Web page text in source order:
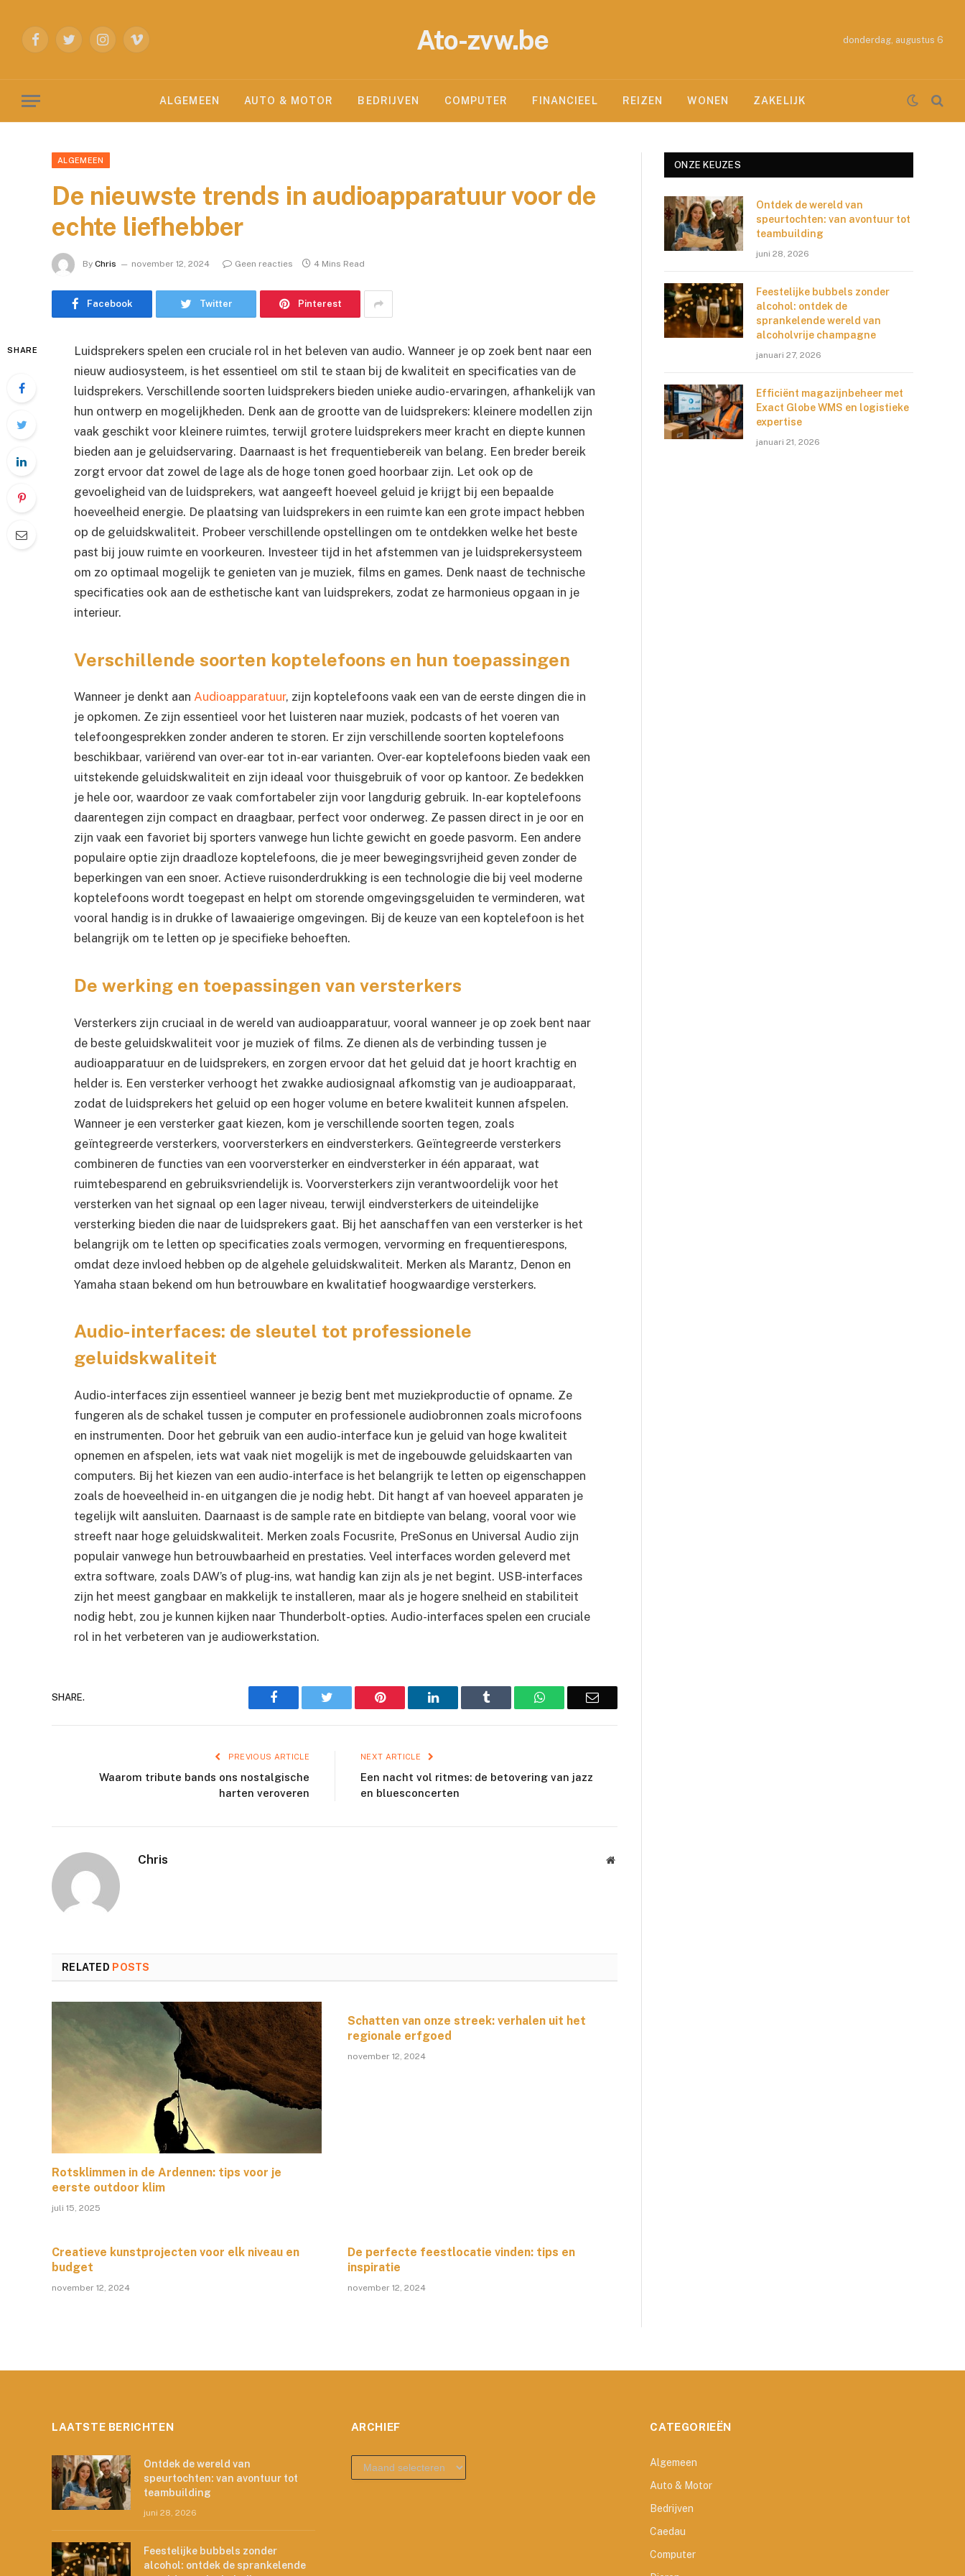
FacebookTwitterInstagram
Vimeo Ato-zvw.be donderdag, augustus 6
ALGEMEEN AUTO & MOTOR BEDRIJVEN COMPUTER FINANCIEEL REIZEN WONEN ZAKELIJK
ALGEMEEN
De nieuwste trends in audioapparatuur voor de
echte liefhebber
By Chris november 12, 2024 Geen reacties 4 Mins Read
Facebook Twitter Pinterest
SHARE
Luidsprekers spelen een cruciale rol in het beleven van audio. Wanneer je op zoek bent naar een
nieuw audiosysteem, is het essentieel om stil te staan bij de kwaliteit en specificaties van de
luidsprekers. Verschillende soorten luidsprekers bieden unieke audio-ervaringen, afhankelijk van
hun ontwerp en mogelijkheden. Denk aan de grootte van de luidsprekers: kleinere modellen zijn
vaak geschikt voor kleinere ruimtes, terwijl grotere luidsprekers meer kracht en diepte kunnen
bieden aan je geluidservaring. Daarnaast is het frequentiebereik van belang. Een breder bereik
zorgt ervoor dat zowel de lage als de hoge tonen goed hoorbaar zijn. Let ook op de
gevoeligheid van de luidsprekers, wat aangeeft hoeveel geluid je krijgt bij een bepaalde
hoeveelheid energie. De plaatsing van luidsprekers in een ruimte kan een grote impact hebben
op de geluidskwaliteit. Probeer verschillende opstellingen om te ontdekken welke het beste
past bij jouw ruimte en voorkeuren. Investeer tijd in het afstemmen van je luidsprekersysteem
om zo optimaal mogelijk te genieten van je muziek, films en games. Denk naast de technische
specificaties ook aan de esthetische kant van luidsprekers, zodat ze harmonieus opgaan in je
interieur.
Verschillende soorten koptelefoons en hun toepassingen
Wanneer je denkt aan Audioapparatuur, zijn koptelefoons vaak een van de eerste dingen die in
je opkomen. Ze zijn essentieel voor het luisteren naar muziek, podcasts of het voeren van
telefoongesprekken zonder anderen te storen. Er zijn verschillende soorten koptelefoons
beschikbaar, variërend van over-ear tot in-ear varianten. Over-ear koptelefoons bieden vaak een
uitstekende geluidskwaliteit en zijn ideaal voor thuisgebruik of voor op kantoor. Ze bedekken
je hele oor, waardoor ze vaak comfortabeler zijn voor langdurig gebruik. In-ear koptelefoons
daarentegen zijn compact en draagbaar, perfect voor onderweg. Ze passen direct in je oor en
zijn vaak een favoriet bij sporters vanwege hun lichte gewicht en goede pasvorm. Een andere
populaire optie zijn draadloze koptelefoons, die je meer bewegingsvrijheid geven zonder de
beperkingen van een snoer. Actieve ruisonderdrukking is een technologie die bij veel moderne
koptelefoons wordt toegepast en helpt om storende omgevingsgeluiden te verminderen, wat
vooral handig is in drukke of lawaaierige omgevingen. Bij de keuze van een koptelefoon is het
belangrijk om te letten op je specifieke behoeften.
De werking en toepassingen van versterkers
Versterkers zijn cruciaal in de wereld van audioapparatuur, vooral wanneer je op zoek bent naar
de beste geluidskwaliteit voor je muziek of films. Ze dienen als de verbinding tussen je
audioapparatuur en de luidsprekers, en zorgen ervoor dat het geluid dat je hoort krachtig en
helder is. Een versterker verhoogt het zwakke audiosignaal afkomstig van je audioapparaat,
zodat de luidsprekers het geluid op een hoger volume en betere kwaliteit kunnen afspelen.
Wanneer je een versterker gaat kiezen, kom je verschillende soorten tegen, zoals
geïntegreerde versterkers, voorversterkers en eindversterkers. Geïntegreerde versterkers
combineren de functies van een voorversterker en eindversterker in één apparaat, wat
ruimtebesparend en gebruiksvriendelijk is. Voorversterkers zijn verantwoordelijk voor het
versterken van het signaal op een lager niveau, terwijl eindversterkers de uiteindelijke
versterking bieden die naar de luidsprekers gaat. Bij het aanschaffen van een versterker is het
belangrijk om te letten op specificaties zoals vermogen, vervorming en frequentierespons,
omdat deze invloed hebben op de algehele geluidskwaliteit. Merken als Marantz, Denon en
Yamaha staan bekend om hun betrouwbare en kwalitatief hoogwaardige versterkers.
Audio-interfaces: de sleutel tot professionele
geluidskwaliteit
Audio-interfaces zijn essentieel wanneer je bezig bent met muziekproductie of opname. Ze
fungeren als de schakel tussen je computer en professionele audiobronnen zoals microfoons
en instrumenten. Door het gebruik van een audio-interface kun je geluid van hoge kwaliteit
opnemen en afspelen, iets wat vaak niet mogelijk is met de ingebouwde geluidskaarten van
computers. Bij het kiezen van een audio-interface is het belangrijk te letten op eigenschappen
zoals de hoeveelheid in- en uitgangen die je nodig hebt. Dit hangt af van hoeveel apparaten je
tegelijk wilt aansluiten. Daarnaast is de sample rate en bitdiepte van belang, vooral voor wie
streeft naar hoge geluidskwaliteit. Merken zoals Focusrite, PreSonus en Universal Audio zijn
populair vanwege hun betrouwbaarheid en prestaties. Veel interfaces worden geleverd met
extra software, zoals DAW’s of plug-ins, wat handig kan zijn als je net begint. USB-interfaces
zijn het meest gangbaar en makkelijk te installeren, maar als je hogere snelheid en stabiliteit
nodig hebt, zou je kunnen kijken naar Thunderbolt-opties. Audio-interfaces spelen een cruciale
rol in het verbeteren van je audiowerkstation.
SHARE. Facebook Twitter Pinterest LinkedIn Tumblr WhatsAppEmail
PREVIOUS ARTICLE
Waarom tribute bands ons nostalgische
harten veroveren
NEXT ARTICLE
Een nacht vol ritmes: de betovering van jazz
en bluesconcerten
Chris Website
RELATED POSTS
Rotsklimmen in de Ardennen: tips voor je
eerste outdoor klim
juli 15, 2025
Schatten van onze streek: verhalen uit het
regionale erfgoed
november 12, 2024
Creatieve kunstprojecten voor elk niveau en
budget
november 12, 2024
De perfecte feestlocatie vinden: tips en
inspiratie
november 12, 2024
ONZE KEUZES
Ontdek de wereld van
speurtochten: van avontuur tot
teambuilding
juni 28, 2026
Feestelijke bubbels zonder
alcohol: ontdek de
sprankelende wereld van
alcoholvrije champagne
januari 27, 2026
Efficiënt magazijnbeheer met
Exact Globe WMS en logistieke
expertise
januari 21, 2026
LAATSTE BERICHTEN
Ontdek de wereld van
speurtochten: van avontuur tot
teambuilding
juni 28, 2026
Feestelijke bubbels zonder
alcohol: ontdek de sprankelende
ARCHIEF
archief
CATEGORIEËN
Algemeen
Auto & Motor
Bedrijven
Caedau
Computer